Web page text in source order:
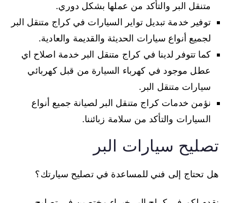
متنقل البر والتأكد من عملها بشكل دوري.
توفير خدمة تبديل تواير السيارات في كراج متنقل البر
لجميع أنواع سيارات الحديثة والقديمة والعادية.
كما تتوفر لدينا في كراج متنقل البر خدمة اصلاح اي
عطل موجود في كهرباء السيارة من قبل كهربائي
سيارات متنقل البر.
نؤمن خدمات كراج متنقل البر لصيانة جميع أنواع
السيارات والتأكد من سلامة زبائننا.
تصليح سيارات البر
هل تحتاج إلى فني للمساعدة في تصليح سيارتك؟